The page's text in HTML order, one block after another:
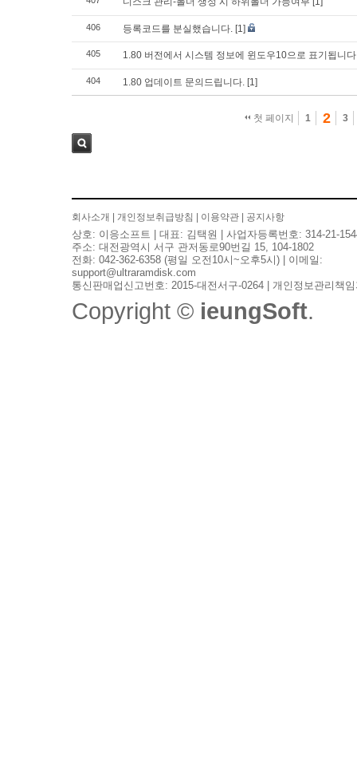
406 등록코드를 분실했습니다. [1]
405 1.80 버전에서 시스템 정보에 윈도우10으로 표기됩니
404 1.80 업데이트 문의드립니다. [1]
첫 페이지 1 2 3
회사소개 개인정보취급방침 이용약관 공지사항
상호: 이응소프트 | 대표: 김택원 | 사업자등록번호: 314-21-
주소: 대전광역시 서구 관저동로90번길 15, 104-1802
전화: 042-362-6358 (평일 오전10시~오후5시) | 이메일:
support@ultraramdisk.com
통신판매업신고번호: 2015-대전서구-0264 | 개인정보관리책
Copyright © ieungSoft.